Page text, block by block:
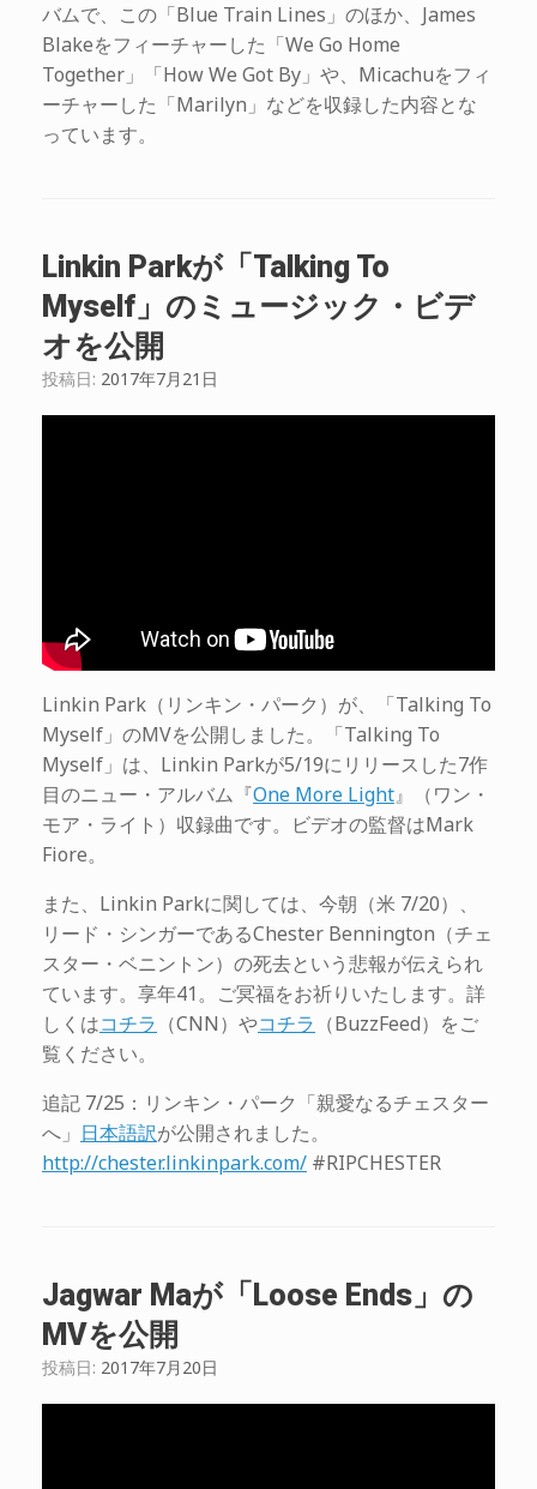
バムで、この「Blue Train Lines」のほか、James
Blakeをフィーチャーした「We Go Home
Together」「How We Got By」や、Micachuをフィ
ーチャーした「Marilyn」などを収録した内容とな
っています。
Linkin Parkが「Talking To
Myself」のミュージック・ビデ
オを公開
投稿日: 2017年7月21日
Linkin Park（リンキン・パーク）が、「Talking To
Myself」のMVを公開しました。「Talking To
Myself」は、Linkin Parkが5/19にリリースした7作
目のニュー・アルバム『One More Light』（ワン・
モア・ライト）収録曲です。ビデオの監督はMark
Fiore。
また、Linkin Parkに関しては、今朝（米 7/20）、
リード・シンガーであるChester Bennington（チェ
スター・ベニントン）の死去という悲報が伝えられ
ています。享年41。ご冥福をお祈りいたします。詳
しくはコチラ （CNN）やコチラ （BuzzFeed）をご
覧ください。
追記 7/25：リンキン・パーク「親愛なるチェスター
へ」 日本語訳が公開されました。
http://chester.linkinpark.com/ #RIPCHESTER
Jagwar Maが「Loose Ends」の
MVを公開
投稿日: 2017年7月20日